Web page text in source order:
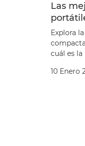
Las
Explora
cuál es la
10 Enero